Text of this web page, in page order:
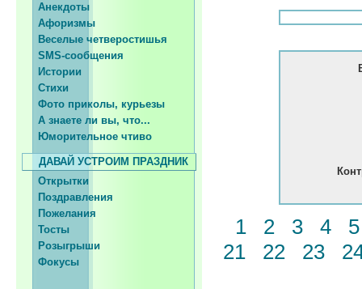
Анекдоты
Афоризмы
Веселые четверостишья
SMS-сообщения
Истории
Стихи
Фото приколы, курьезы
А знаете ли вы, что...
Юморительное чтиво
ДАВАЙ УСТРОИМ ПРАЗДНИК
Открытки
Поздравления
Пожелания
Тосты
Розыгрыши
Фокусы
1 2 3 4
21
22 23